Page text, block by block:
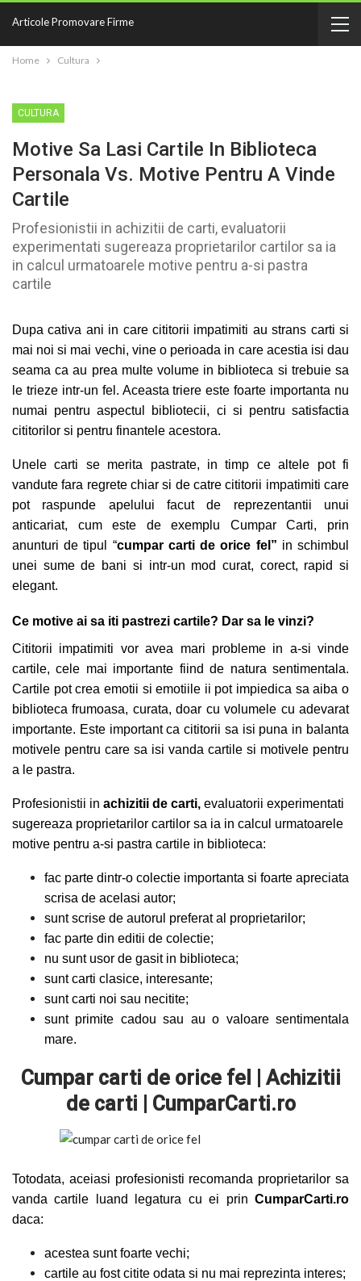
Articole Promovare Firme
Home Cultura
CULTURA
Motive Sa Lasi Cartile In Biblioteca
Personala Vs. Motive Pentru A Vinde
Cartile
Profesionistii in achizitii de carti, evaluatorii
experimentati sugereaza proprietarilor cartilor sa ia
in calcul urmatoarele motive pentru a-si pastra
cartile
Dupa cativa ani in care cititorii impatimiti au strans carti si
mai noi si mai vechi, vine o perioada in care acestia isi dau
seama ca au prea multe volume in biblioteca si trebuie sa
le trieze intr-un fel. Aceasta triere este foarte importanta nu
numai pentru aspectul bibliotecii, ci si pentru satisfactia
cititorilor si pentru finantele acestora.
Unele carti se merita pastrate, in timp ce altele pot fi
vandute fara regrete chiar si de catre cititorii impatimiti care
pot raspunde apelului facut de reprezentantii unui
anticariat, cum este de exemplu Cumpar Carti, prin
anunturi de tipul “cumpar carti de orice fel” in schimbul
unei sumede bani si intr-un mod curat, corect, rapid si
elegant.
Ce motive ai sa iti pastrezi cartile? Dar sa le vinzi?
Cititorii impatimiti vor avea mari probleme in a-si vinde
cartile, cele mai importante fiind de natura sentimentala.
Cartile pot crea emotii si emotiile ii pot impiedica sa aiba o
biblioteca frumoasa, curata, doar cu volumele cu adevarat
importante. Este important ca cititorii sa isi puna in balanta
motivele pentru care sa isi vanda cartile si motivele pentru
a le pastra.
Profesionistii in achizitii de carti, evaluatorii experimentati
sugereaza proprietarilor cartilor sa ia in calcul urmatoarele
motive pentru a-si pastra cartile in biblioteca:
fac parte dintr-o colectie importanta si foarte apreciata
scrisa de acelasi autor;
sunt scrise de autorul preferat al proprietarilor;
fac parte din editii de colectie;
nu sunt usor de gasit in biblioteca;
sunt carti clasice, interesante;
sunt carti noi sau necitite;
sunt primite cadou sau au o valoare sentimentala
mare.
Cumpar carti de orice fel | Achizitii
de carti | CumparCarti.ro
Totodata, aceiasi profesionisti recomanda proprietarilor sa
vanda cartile luand legatura cu ei prin CumparCarti.ro
daca:
acestea sunt foarte vechi;
cartile au fost citite odata si nu mai reprezinta interes;